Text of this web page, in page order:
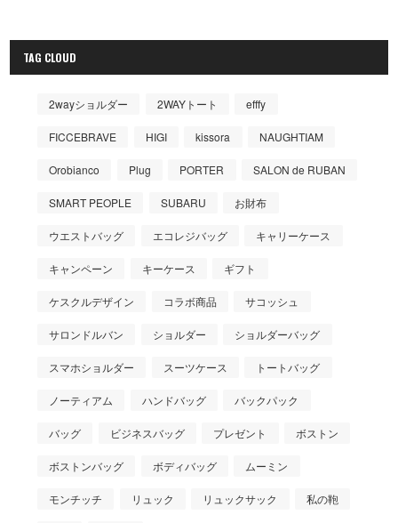
TAG CLOUD
2wayショルダー 2WAYトート efffy
FICCEBRAVE HIGI kissora NAUGHTIAM
Orobianco Plug PORTER SALON de RUBAN
SMART PEOPLE SUBARU お財布
ウエストバッグ エコレジバッグ キャリーケース
キャンペーン キーケース ギフト
ケスクルデザイン コラボ商品 サコッシュ
サロンドルバン ショルダー ショルダーバッグ
スマホショルダー スーツケース トートバッグ
ノーティアム ハンドバッグ バックパック
バッグ ビジネスバッグ プレゼント ボストン
ボストンバッグ ボディバッグ ムーミン
モンチッチ リュック リュックサック 私の鞄